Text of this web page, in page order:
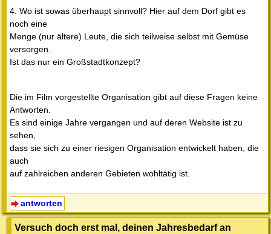
4. Wo ist sowas überhaupt sinnvoll? Hier auf dem Dorf gibt es
noch eine
Menge (nur ältere) Leute, die sich teilweise selbst mit Gemüse
versorgen.
Ist das nur ein Großstadtkonzept?
Die im Film vorgestellte Organisation gibt auf diese Fragen keine
Antworten.
Es sind einige Jahre vergangen und auf deren Website ist zu
sehen,
dass sie sich zu einer riesigen Organisation entwickelt haben, die
auch
auf zahlreichen anderen Gebieten wohltätig ist.
antworten
Versuch doch erst mal, deinen Jahresbedarf an